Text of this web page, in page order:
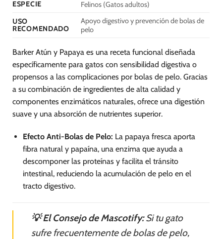
ESPECIE
Felinos (Gatos adultos)
USO
RECOMENDADO
Apoyo digestivo y prevención de bolas de
pelo
Barker Atún y Papaya es una receta funcional diseñada
específicamente para gatos con sensibilidad digestiva o
propensos a las complicaciones por bolas de pelo. Gracias
a su combinación de ingredientes de alta calidad y
componentes enzimáticos naturales, ofrece una digestión
suave y una absorción de nutrientes superior.
Efecto Anti-Bolas de Pelo: La papaya fresca aporta
fibra natural y papaína, una enzima que ayuda a
descomponer las proteínas y facilita el tránsito
intestinal, reduciendo la acumulación de pelo en el
tracto digestivo.
💡 El Consejo de Mascotify:Si tu gato
sufre frecuentemente de bolas de pelo,